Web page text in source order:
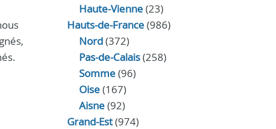
Haute-Vienne(23)
Hauts-de-France(986)
Nord(372)
Pas-de-Calais(258)
Somme(96)
Oise(167)
Aisne(92)
Grand-Est(974)